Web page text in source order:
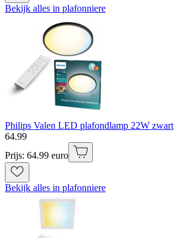
Bekijk alles in plafonniere
Philips Valen LED plafondlamp 22W zwart
64.99
Prijs: 64.99 euro
Bekijk alles in plafonniere